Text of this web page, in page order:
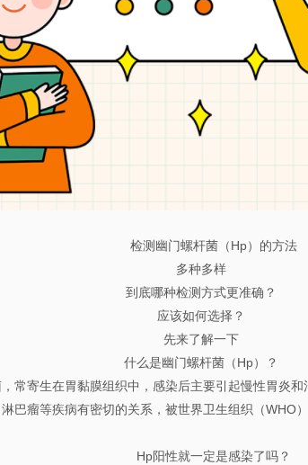
检测幽门螺杆菌（Hp）的方法
多种多样
到底哪种检测方式更准确？
应该如何选择？
先来了解一下
什么是幽门螺杆菌（Hp）？
常寄生在胃黏膜组织中，感染后主要引起慢性胃炎
淋巴瘤等疾病有密切的关系，被世界卫生组织（WHO
Hp阳性就一定是感染了吗？